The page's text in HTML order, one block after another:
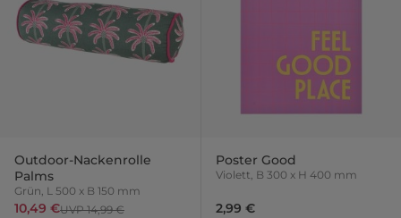
Outdoor-Nackenrolle
Palms
Grün, L 500 x B 150 mm
10,49 €UVP 14,99 €
Poster Good
Violett, B 300 x H 400 mm
2,99 €